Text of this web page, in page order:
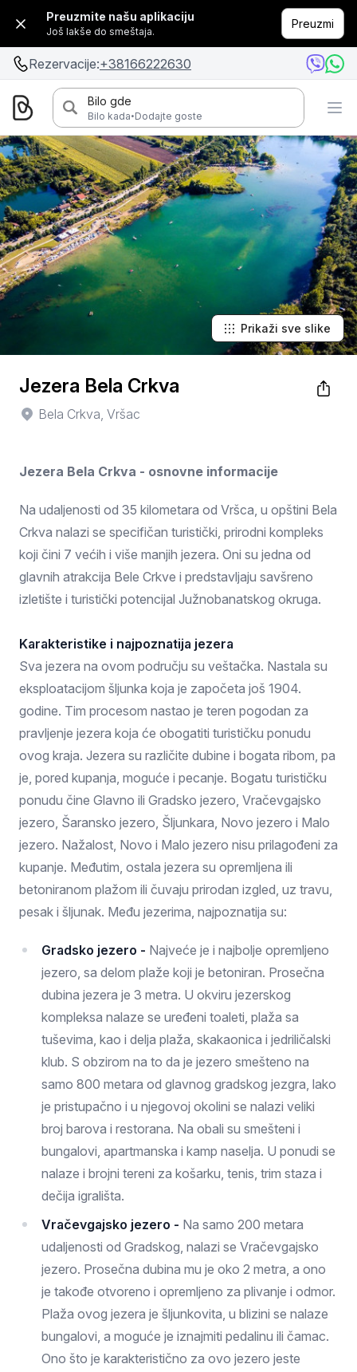
Preuzmite našu aplikaciju
Još lakše do smeštaja.
Preuzmi
Rezervacije:+38166222630
Bilo gde
Bilo kada·Dodajte goste
Prikaži sve slike
Jezera Bela Crkva
Bela Crkva, Vršac
Jezera Bela Crkva - osnovne informacije
Na udaljenosti od 35 kilometara od Vršca, u opštini Bela
Crkva nalazi se specifičan turistički, prirodni kompleks
koji čini 7 većih i više manjih jezera. Oni su jedna od
glavnih atrakcija Bele Crkve i predstavljaju savšreno
izletište i turistički potencijal Južnobanatskog okruga.
Karakteristike i najpoznatija jezera
Sva jezera na ovom području su veštačka. Nastala su
eksploatacijom šljunka koja je započeta još 1904.
godine. Tim procesom nastao je teren pogodan za
pravljenje jezera koja će obogatiti turističku ponudu
ovog kraja. Jezera su različite dubine i bogata ribom, pa
je, pored kupanja, moguće i pecanje. Bogatu turističku
ponudu čine Glavno ili Gradsko jezero, Vračevgajsko
jezero, Šaransko jezero, Šljunkara, Novo jezero i Malo
jezero. Nažalost, Novo i Malo jezero nisu prilagođeni za
kupanje. Međutim, ostala jezera su opremljena ili
betoniranom plažom ili čuvaju prirodan izgled, uz travu,
pesak i šljunak. Među jezerima, najpoznatija su:
Gradsko jezero - Najveće je i najbolje opremljeno
jezero, sa delom plaže koji je betoniran. Prosečna
dubina jezera je 3 metra. U okviru jezerskog
kompleksa nalaze se uređeni toaleti, plaža sa
tuševima, kao i delja plaža, skakaonica i jedriličalski
klub. S obzirom na to da je jezero smešteno na
samo 800 metara od glavnog gradskog jezgra, lako
je pristupačno i u njegovoj okolini se nalazi veliki
broj barova i restorana. Na obali su smešteni i
bungalovi, apartmanska i kamp naselja. U ponudi se
nalaze i brojni tereni za košarku, tenis, trim staza i
dečija igrališta.
Vračevgajsko jezero - Na samo 200 metara
udaljenosti od Gradskog, nalazi se Vračevgajsko
jezero. Prosečna dubina mu je oko 2 metra, a ono
je takođe otvoreno i opremljeno za plivanje i odmor.
Plaža ovog jezera je šljunkovita, u blizini se nalaze
bungalovi, a moguće je iznajmiti pedalinu ili čamac.
Ono što je karakteristično za ovo jezero jeste